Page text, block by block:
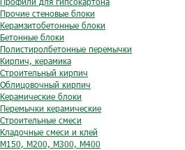
Прочие стеновые блоки
Керамзитобетонные блоки
Бетонные блоки
Полистиролбетонные перемычки
Кирпич, керамика
Строительный кирпич
Облицовочный кирпич
Керамические блоки
Перемычки керамические
Строительные смеси
Кладочные смеси и клей
М150, М200, М300, М400